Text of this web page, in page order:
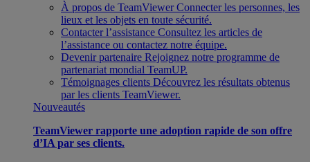
À propos de TeamViewer Connecter les personnes, les
lieux et les objets en toute sécurité.
Contacter l’assistance Consultez les articles de
l’assistance ou contactez notre équipe.
Devenir partenaire Rejoignez notre programme de
partenariat mondial TeamUP.
Témoignages clients Découvrez les résultats obtenus
par les clients TeamViewer.
Nouveautés
TeamViewer rapporte une adoption rapide de son offre
d’IA par ses clients.